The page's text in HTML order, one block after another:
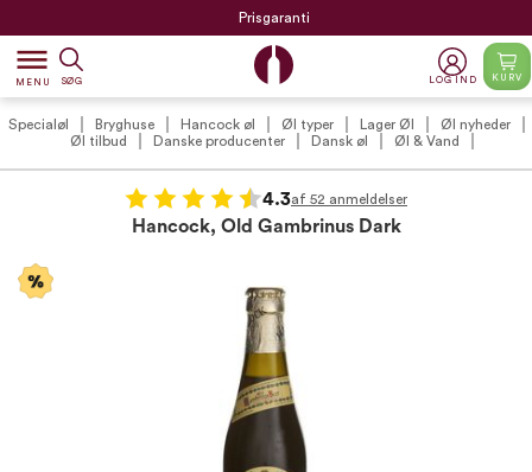
dehaze
MENU SØG LOG IND KURV
Specialøl Bryghuse Hancock øl Øl typer Lager Øl
Øl nyheder
Øl tilbud
Danske producenter Dansk øl Øl & Vand
4.3af 52 anmeldelser
Hancock, Old Gambrinus Dark